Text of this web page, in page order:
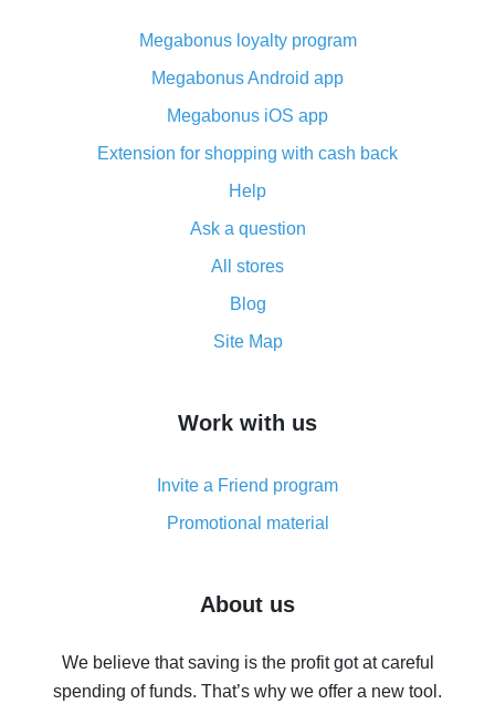
What is the AliExpress cash back plugin and what are
its advantages
Cash back from the AliExpress mobile app -
advantages of the plugin
Double cash back on AliExpress has been cancelled!
How to use cash back on AliExpress - short manual
All about how cash back works on AliExpress
and what it does
How to get the most cash back on AliExpress -
simple methods
8% cash back on AliExpress - saving real money is a
real thing
Five ways to get the most cash back on AliExpress
back
10% cash back on AliExpress - the impossible is
Megabonus loyalty program
Megabonus Android app
Megabonus iOS app
Extension for shopping with cash back
Help
Ask a question
All stores
Blog
Site Map
Work with us
Invite a Friend program
Promotional material
About us
We believe that saving is the profit got at careful
spending of funds. That’s why we offer a new tool.